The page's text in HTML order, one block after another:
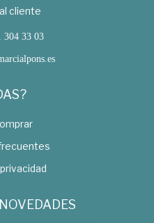
cliente
304 33 03